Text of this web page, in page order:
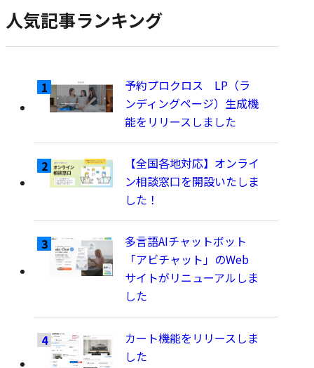
人気記事ランキング
予約プロクロス LP（ラ
ンディングページ）生成機
能をリリースしました
【全国各地対応】オンライ
ン相談窓口を開設いたしま
した！
多言語AIチャットボット
「アビチャット」のWeb
サイトがリニューアルしま
した
カート機能をリリースしま
した